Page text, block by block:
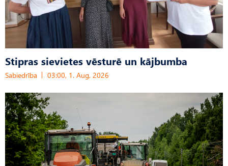
Stipras sievietes vēsturē un kājbumba
Sabiedrība 03:00, 1. Aug, 2026